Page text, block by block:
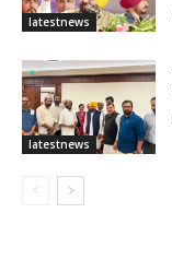
latestnews
latestnews